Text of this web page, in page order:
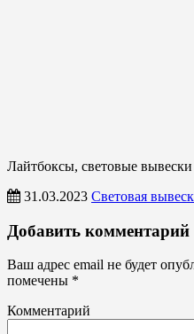
Лайтбоксы, световые вывески
31.03.2023 Световая
Лайтбоксы,
световые
вывески
Добавить комментарий
Ваш адрес email не будет
помечены *
Комментарий